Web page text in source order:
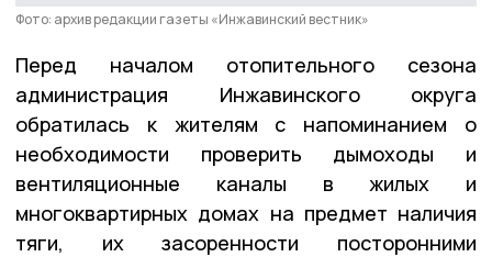
Фото: архив редакции газеты «Инжавинский вестник»
Перед началом отопительного сезона
администрация Инжавинского округа
обратилась к жителям с напоминанием о
необходимости проверить дымоходы и
вентиляционные каналы в жилых и
многоквартирных домах на предмет наличия
тяги, их засоренности посторонними